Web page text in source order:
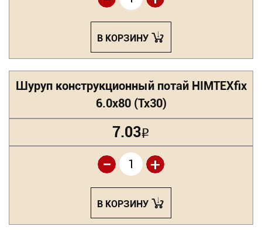
В КОРЗИНУ
Шуруп конструкционный потай HIMTEXfix
6.0х80 (Tx30)
7.03Р
+
-
В КОРЗИНУ